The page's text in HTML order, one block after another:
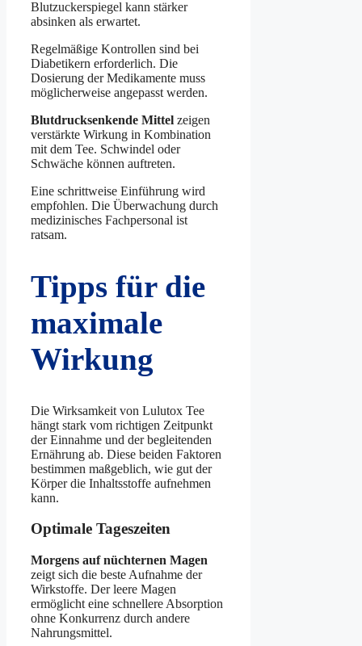
Blutzuckerspiegel kann stärker
absinken als erwartet.
Regelmäßige Kontrollen sind bei
Diabetikern erforderlich. Die
Dosierung der Medikamente muss
möglicherweise angepasst werden.
Blutdrucksenkende Mittel zeigen
verstärkte Wirkung in Kombination
mit dem Tee. Schwindel oder
Schwäche können auftreten.
Eine schrittweise Einführung wird
empfohlen. Die Überwachung durch
medizinisches Fachpersonal ist
ratsam.
Tipps für die
maximale
Wirkung
Die Wirksamkeit von Lulutox Tee
hängt stark vom richtigen Zeitpunkt
der Einnahme und der begleitenden
Ernährung ab. Diese beiden Faktoren
bestimmen maßgeblich, wie gut der
Körper die Inhaltsstoffe aufnehmen
kann.
Optimale Tageszeiten
Morgens auf nüchternen Magen
zeigt sich die beste Aufnahme der
Wirkstoffe. Der leere Magen
ermöglicht eine schnellere Absorption
ohne Konkurrenz durch andere
Nahrungsmittel.